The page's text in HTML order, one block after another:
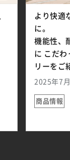
より快適
に。
機能性、
に こだわ
リーをご
2025年7
商品情報